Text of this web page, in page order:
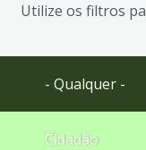
busca
Ir
rodapé
Utilize os filtros
- Qualquer -
Cidadão